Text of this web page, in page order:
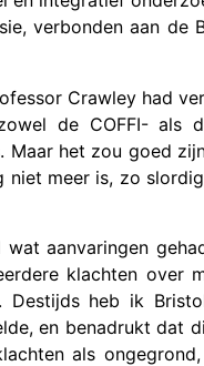
verbonden aan de
Crawley had
de COFFI- als
het zou goed
meer is, zo
aanvaringen
klachten over
Destijds heb ik
en benadrukt dat
als ongegrond,